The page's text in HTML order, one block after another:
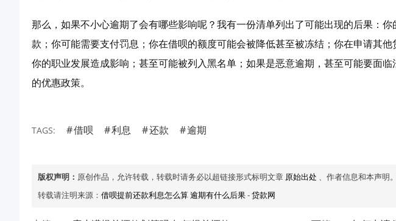
那么，如果不小心逾期了会有哪些影响呢？我有一份清单列出了可能出现的后果：
款；你可能需要支付罚息；你在借呗的额度可能会被降低甚至被冻结；你在申请其
你的职业发展造成影响；甚至可能被列入黑名单；如果是恶意逾期，甚至可能要面
的优惠政策。
TAGS: 借呗 利息 还款 逾期
版权声明： 原创作品，允许转载，转载时请务必以超链接形式标明文章 原始出处 、作者信息和本声明
转载请注明来源： 借呗提前还款利息怎么算 逾期有什么后果-贷款网